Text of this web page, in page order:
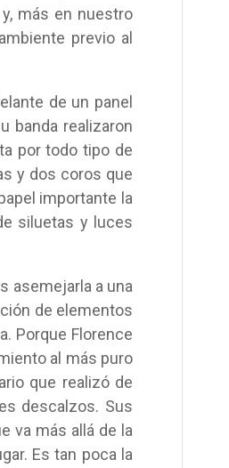
más en nuestro
previo al
de un panel
banda realizaron
por todo tipo de
y dos coros que
importante la
siluetas y luces
asemejarla a una
de elementos
Porque Florence
al más puro
que realizó de
descalzos. Sus
va más allá de la
Es tan poca la